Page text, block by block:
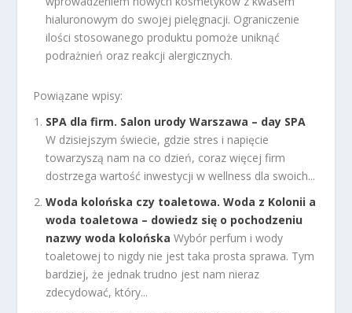
hialuronowym do swojej pielęgnacji. Ograniczenie
ilości stosowanego produktu pomoże uniknąć
podrażnień oraz reakcji alergicznych.
Powiązane wpisy:
SPA dla firm. Salon urody Warszawa – day SPA
W dzisiejszym świecie, gdzie stres i napięcie
towarzyszą nam na co dzień, coraz więcej firm
dostrzega wartość inwestycji w wellness dla swoich...
Woda kolońska czy toaletowa. Woda z Kolonii a
woda toaletowa – dowiedz się o pochodzeniu
nazwy woda kolońska Wybór perfum i wody
toaletowej to nigdy nie jest taka prosta sprawa. Tym
bardziej, że jednak trudno jest nam nieraz
zdecydować, który...